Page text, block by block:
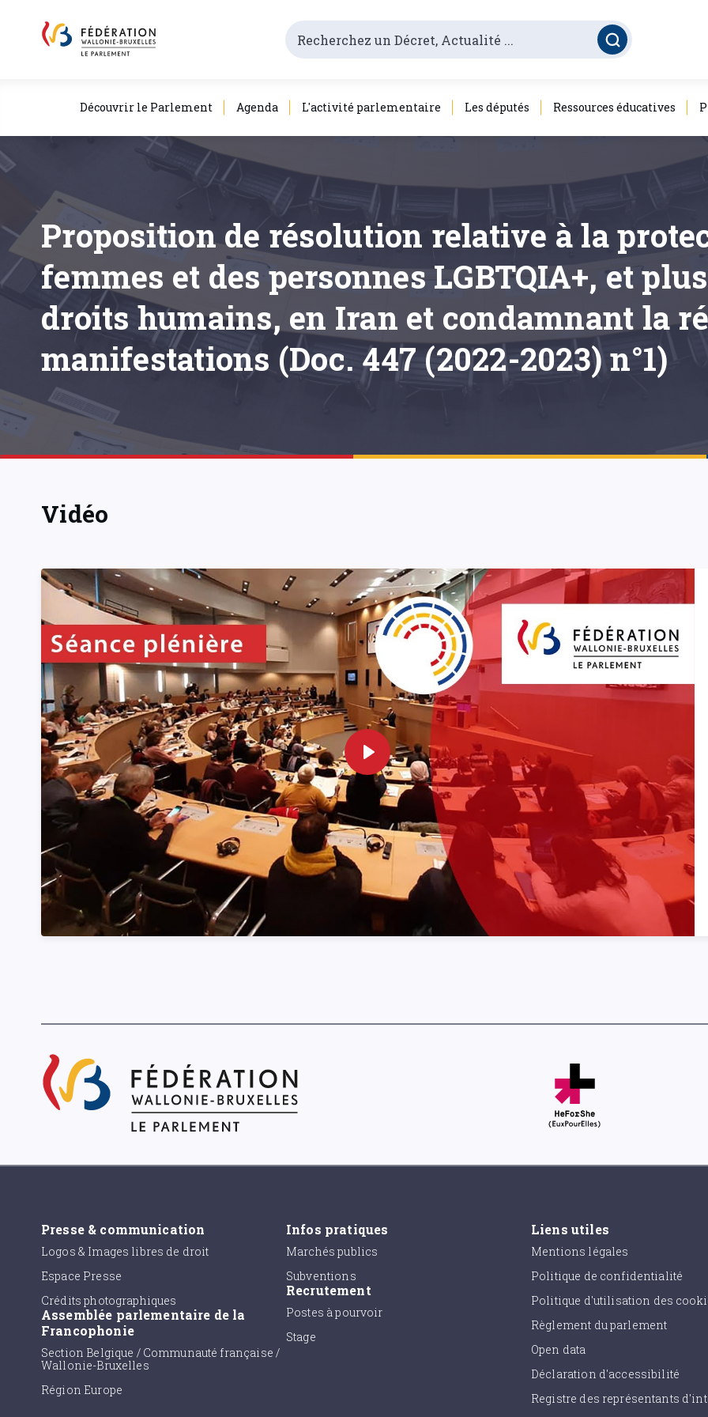
Découvrir le Parlement Agenda L'activité parlementaire Les députés Ressources éducatives
Proposition de résolution relative à la
femmes et des personnes LGBTQIA+, et
droits humains, en Iran et condamnant la
manifestations (Doc. 447 (2022-2023) n°1)
Vidéo
Presse & communication
Logos & Images libres de droit
Espace Presse
Crédits photographiques
Assemblée parlementaire de la
Francophonie
Section Belgique / Communauté française /
Wallonie-Bruxelles
Région Europe
Infos pratiques
Marchés publics
Subventions
Recrutement
Postes à pourvoir
Stage
Liens utiles
Mentions légales
Politique de confidentialité
Politique d'utilisation des
Règlement du parlement
Open data
Déclaration d'accessibilité
Registre des représentants